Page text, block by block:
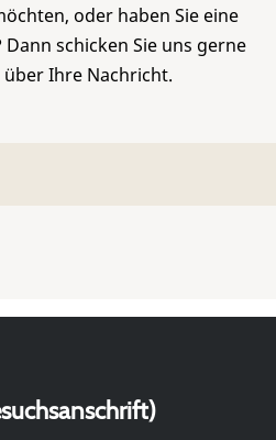
oder haben Sie eine
schicken Sie uns gerne
Ihre Nachricht.